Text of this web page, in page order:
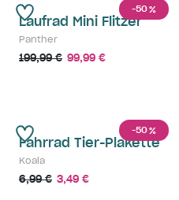
-50%
Laufrad Mini Flitzer
Panther
199,99 € 99,99 €
-50%
Fahrrad Tier-Plakette
Koala
6,99 € 3,49 €